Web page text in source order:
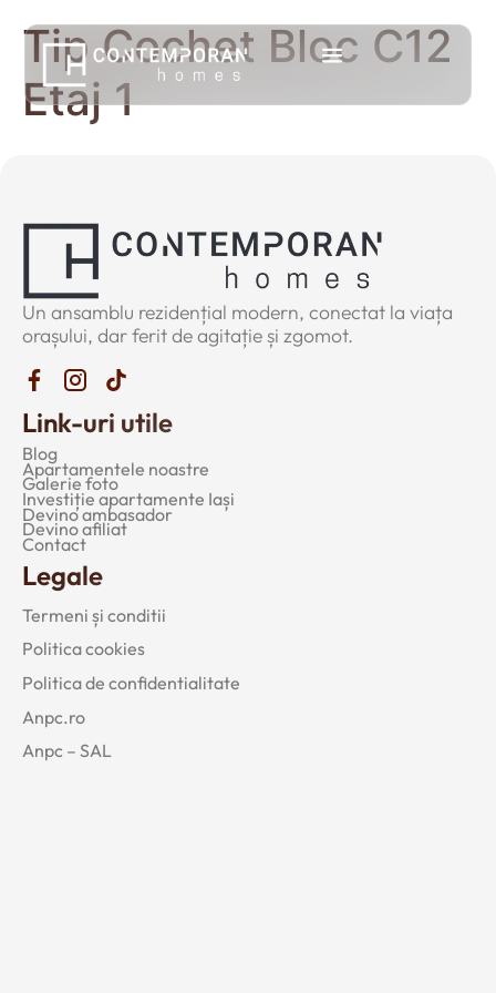
Tip Cochet Bloc C12
Etaj 1
Un ansamblu rezidențial modern, conectat la viața
orașului, dar ferit de agitație și zgomot.
Link-uri utile
Blog
Apartamentele noastre
Galerie foto
Investiție apartamente Iași
Devino ambasador
Devino afiliat
Contact
Legale
Termeni și conditii
Politica cookies
Politica de confidentialitate
Anpc.ro
Anpc – SAL